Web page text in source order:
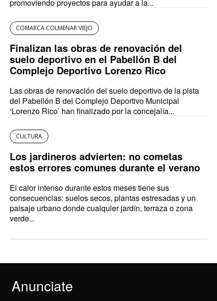
promoviendo proyectos para ayudar a la...
COMARCA COLMENAR VIEJO
Finalizan las obras de renovación del
suelo deportivo en el Pabellón B del
Complejo Deportivo Lorenzo Rico
Las obras de renovación del suelo deportivo de la pista
del Pabellón B del Complejo Deportivo Municipal
‘Lorenzo Rico’ han finalizado por la concejalía...
CULTURA
Los jardineros advierten: no cometas
estos errores comunes durante el verano
El calor intenso durante estos meses tiene sus
consecuencias: suelos secos, plantas estresadas y un
paisaje urbano donde cualquier jardín, terraza o zona
verde...
Anunciate